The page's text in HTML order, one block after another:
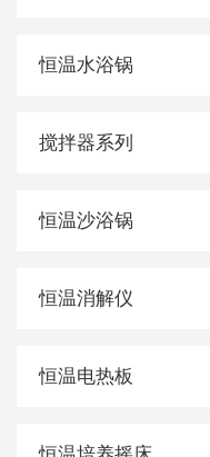
恒温水浴锅
搅拌器系列
恒温沙浴锅
恒温消解仪
恒温电热板